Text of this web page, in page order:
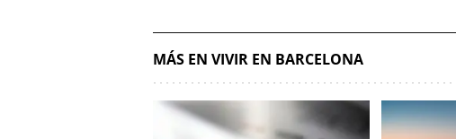
MÁS EN VIVIR EN BARCELONA